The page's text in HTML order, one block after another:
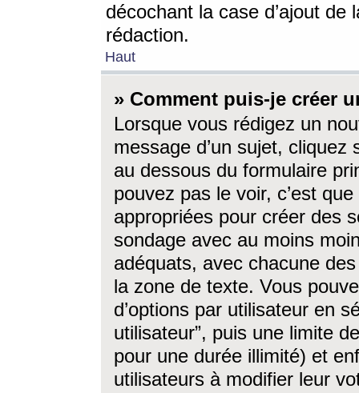
décochant la case d’ajout
rédaction.
Haut
» Comment puis-je créer
Lorsque vous rédigez un
message d’un sujet, cliquez
au dessous du formulaire
pouvez pas le voir, c’est
appropriées pour créer des
sondage avec au moins
adéquats, avec chacune
la zone de texte. Vous
d’options par utilisateur en
utilisateur”, puis une limite
pour une durée illimité) et
utilisateurs à modifier leur